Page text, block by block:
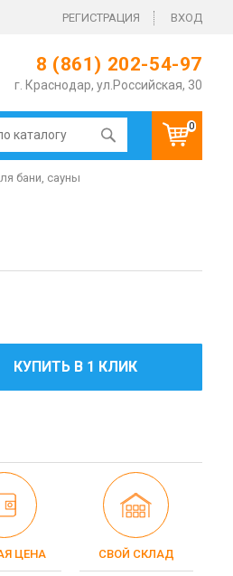
РЕГИСТРАЦИЯ ВХОД
8 (861) 202-54-97
г. Краснодар, ул.Российская, 30
0
бани, сауны
КУПИТЬ В 1 КЛИК
ЦЕНА СВОЙ СКЛАД